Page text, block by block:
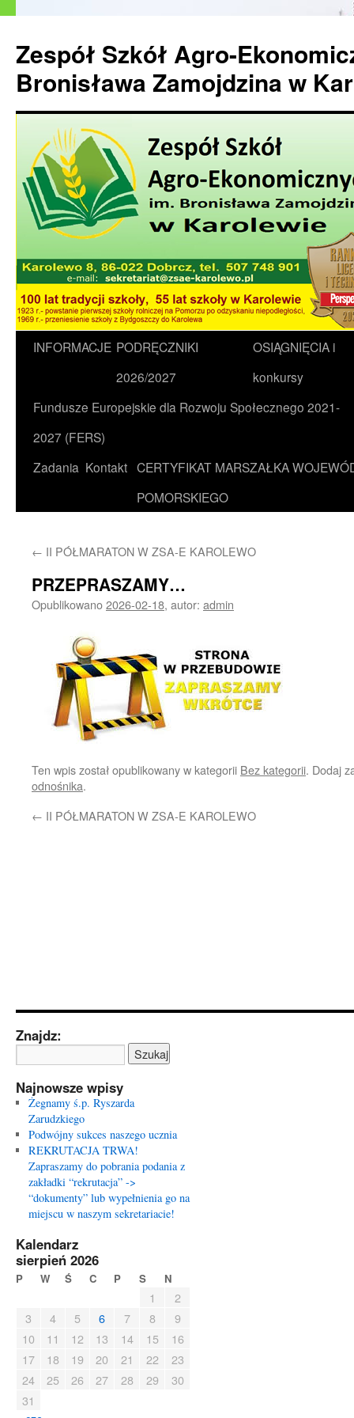
treści
Zespół Szkół Agro-
Bronisława Zamojdzina w
INFORMACJE PODRĘCZNIKI
2026/2027
OSIĄGNIĘCIA i
konkursy
Fundusze Europejskie dla Rozwoju Społecznego 2021-
2027 (FERS)
Zadania Kontakt CERTYFIKAT MARSZAŁKA
POMORSKIEGO
← II PÓŁMARATON W ZSA-E KAROLEWO
PRZEPRASZAMY…
Opublikowano2026-02-18, autor: admin
Ten wpis został opublikowany w kategorii Bez kategorii. Dodaj
odnośnika.
← II PÓŁMARATON W ZSA-E KAROLEWO
Znajdz:
Najnowsze wpisy
Żegnamy ś.p. Ryszarda
Zarudzkiego
Podwójny sukces naszego ucznia
REKRUTACJA TRWA!
Zapraszamy do pobrania podania z
zakładki “rekrutacja” ->
“dokumenty” lub wypełnienia go na
miejscu w naszym sekretariacie!
Kalendarz
sierpień 2026
P W Ś C P S N
1
2
3
4 5 6 7 8
9
10
11 12 13 14 15
16
17
18 19 20 21 22
23
24
25 26 27 28 29
30
31